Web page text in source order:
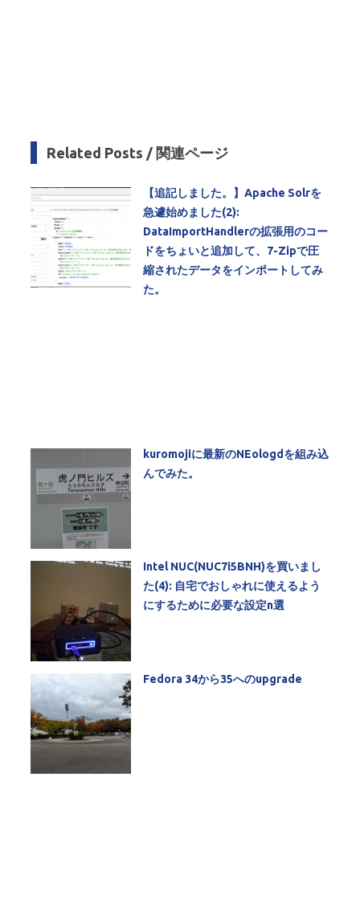
Related Posts / 関連ページ
【追記しました。】Apache Solrを
急遽始めました(2):
DataImportHandlerの拡張用のコー
ドをちょいと追加して、7-Zipで圧
縮されたデータをインポートしてみ
た。
kuromojiに最新のNEologdを組み込
んでみた。
Intel NUC(NUC7i5BNH)を買いまし
た(4): 自宅でおしゃれに使えるよう
にするために必要な設定n選
Fedora 34から35へのupgrade